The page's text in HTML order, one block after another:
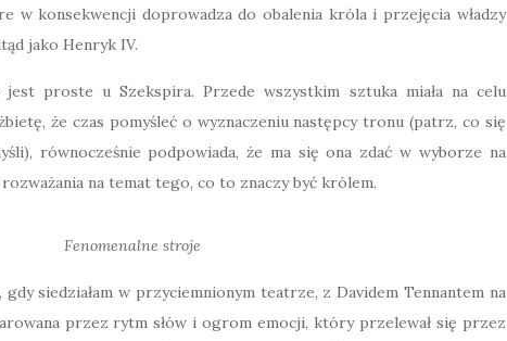
w konsekwencji doprowadza do obalenia króla i przejęcia władzy
jako Henryk IV.
jest proste u Szekspira. Przede wszystkim sztuka miała na celu
że czas pomyśleć o wyznaczeniu następcy tronu (patrz, co się
równocześnie podpowiada, że ma się ona zdać w wyborze na
na temat tego, co to znaczy być królem.
Fenomenalne stroje
siedziałam w przyciemnionym teatrze, z Davidem Tennantem na
przez rytm słów i ogrom emocji, który przelewał się przez